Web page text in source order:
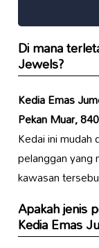
Di mana
Jewels?
Kedia Emas
Pekan Muar,
Kedai ini mudah
pelanggan yang
kawasan
Apakah jenis
Kedia Emas